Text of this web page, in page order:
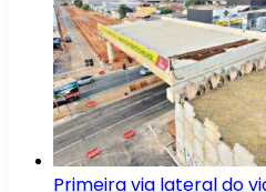
Primeira via lateral do